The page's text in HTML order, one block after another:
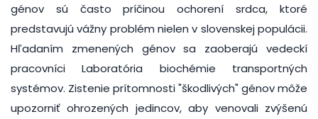
génov sú často príčinou ochorení srdca, ktoré
predstavujú vážny problém nielen v slovenskej populácii.
Hľadaním zmenených génov sa zaoberajú vedeckí
pracovníci Laboratória biochémie transportných
systémov. Zistenie prítomnosti "škodlivých" génov môže
upozorniť ohrozených jedincov, aby venovali zvýšenú